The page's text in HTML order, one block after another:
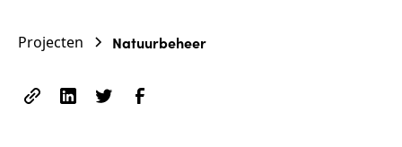
Projecten Natuurbeheer